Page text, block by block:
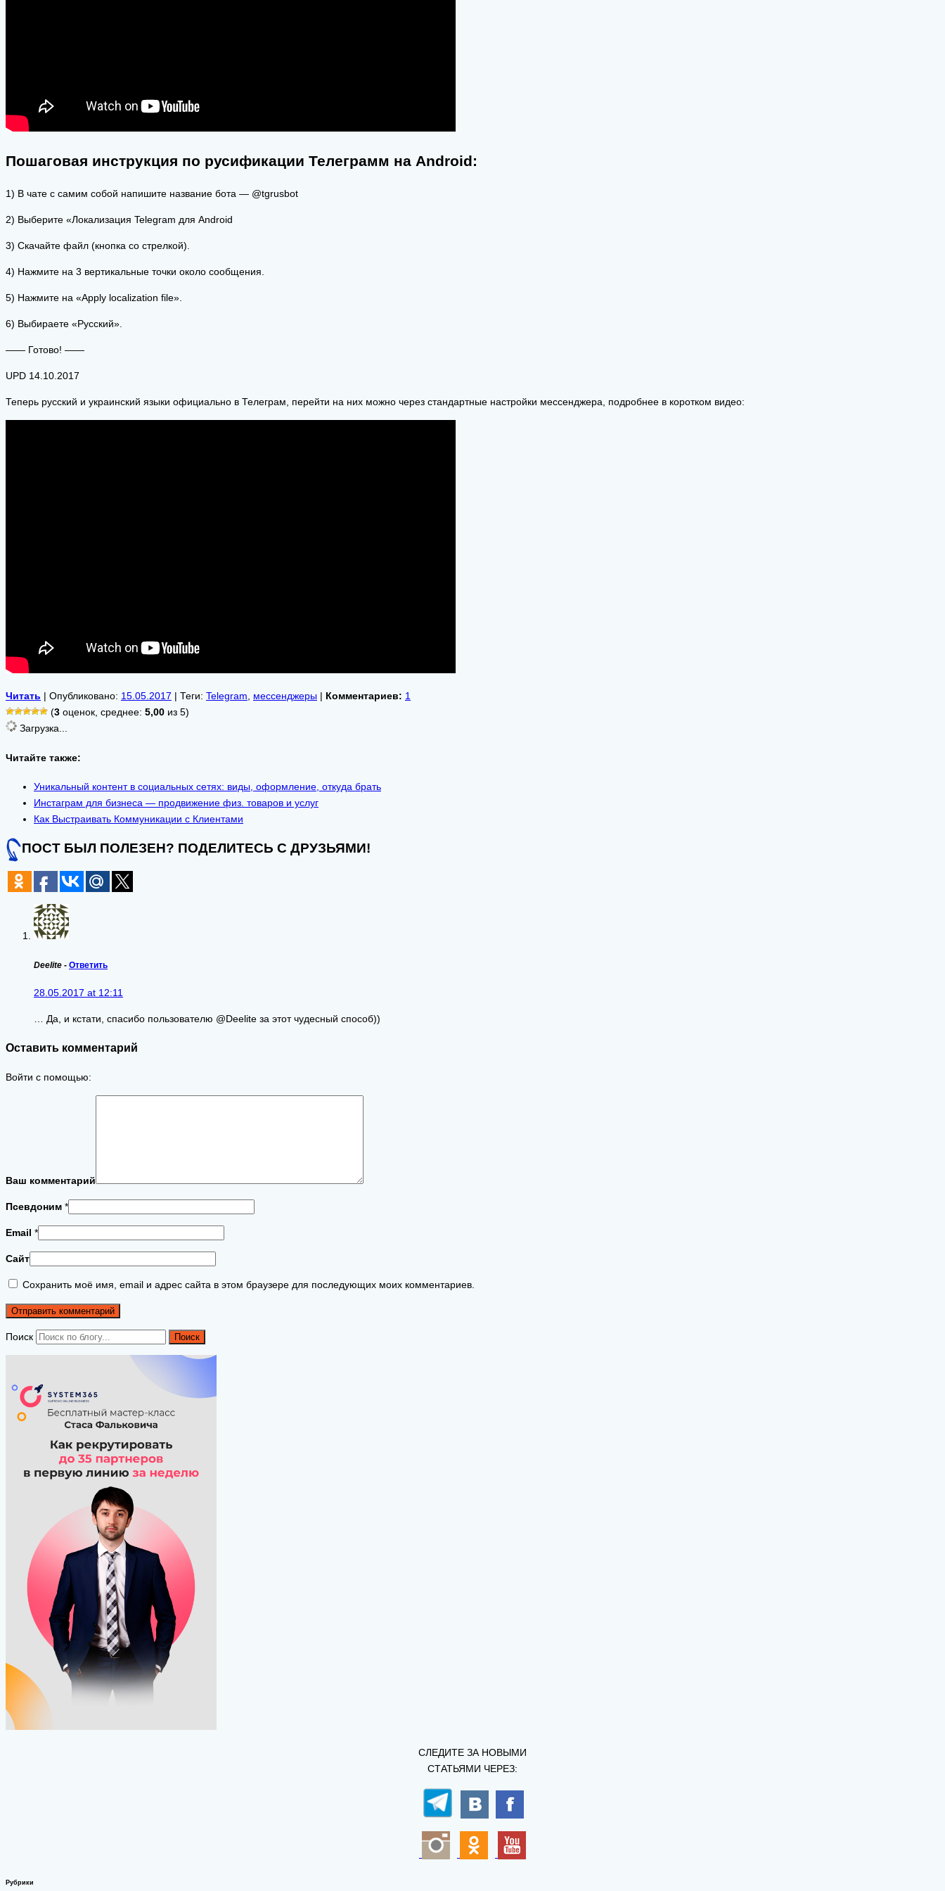
Пошаговая инструкция по русификации Телеграмм на Android:
1) В чате с самим собой напишите название бота — @tgrusbot
2) Выберите «Локализация Telegram для Android
3) Скачайте файл (кнопка со стрелкой).
4) Нажмите на 3 вертикальные точки около сообщения.
5) Нажмите на «Apply localization file».
6) Выбираете «Русский».
—— Готово! ——
UPD 14.10.2017
Теперь русский и украинский языки официально в Телеграм, перейти на них можно через стандартные настройки мессенджера, подробнее в коротком видео:
Читать | Опубликовано: 15.05.2017 | Теги: Telegram мессенджеры | Комментариев: 1
(3 оценок, среднее: 5,00 из 5)
Загрузка...
Читайте также:
Уникальный контент в социальных сетях: виды, оформление, откуда брать
Инстаграм для бизнеса — продвижение физ. товаров и услуг
Как Выстраивать Коммуникации с Клиентами
ПОСТ БЫЛ ПОЛЕЗЕН? ПОДЕЛИТЕСЬ С ДРУЗЬЯМИ!
Deelite - Ответить
28.05.2017 at 12:11
… Да, и кстати, спасибо пользователю @Deelite за этот чудесный способ))
Оставить комментарий
Войти с помощью:
Ваш комментарий
Псевдоним *
Email *
Сайт
Сохранить моё имя, email и адрес сайта в этом браузере для последующих моих комментариев.
Поиск
СЛЕДИТЕ ЗА НОВЫМИ
СТАТЬЯМИ ЧЕРЕЗ:
Рубрики